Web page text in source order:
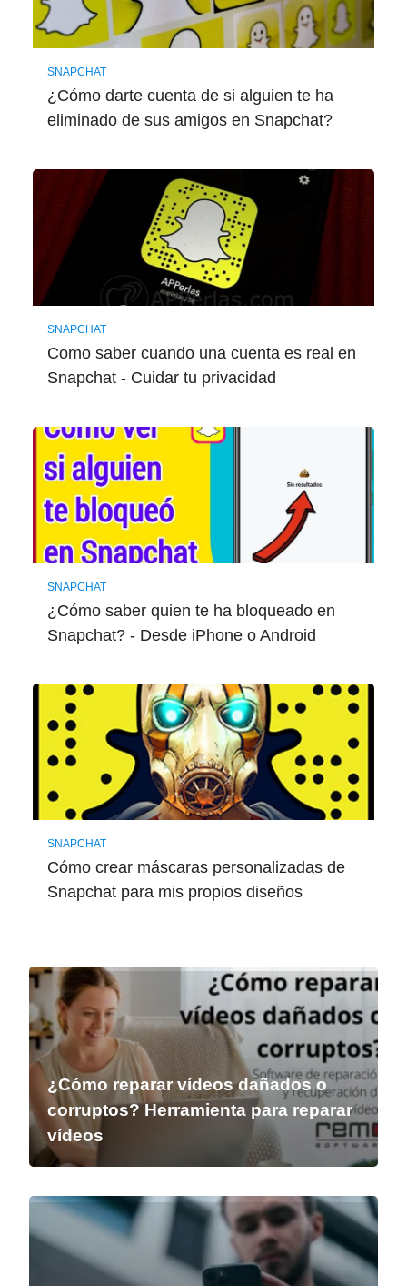
SNAPCHAT
¿Cómo darte cuenta de si alguien te ha
eliminado de sus amigos en Snapchat?
SNAPCHAT
Como saber cuando una cuenta es real en
Snapchat - Cuidar tu privacidad
SNAPCHAT
¿Cómo saber quien te ha bloqueado en
Snapchat? - Desde iPhone o Android
SNAPCHAT
Cómo crear máscaras personalizadas de
Snapchat para mis propios diseños
¿Cómo reparar vídeos dañados o
corruptos? Herramienta para reparar
vídeos